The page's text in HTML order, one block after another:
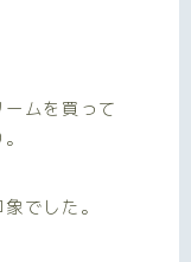
ムを買って
でした。